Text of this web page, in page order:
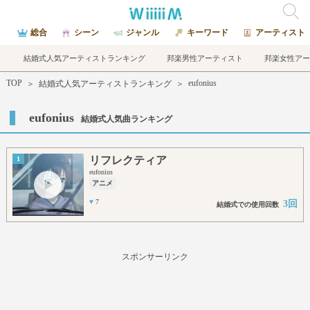
総合 シーン ジャンル キーワード アーティスト
結婚式人気アーティストランキング 邦楽男性アーティスト 邦楽女性ア
TOP ＞ 結婚式人気アーティストランキング ＞ eufonius
eufonius 結婚式人気曲ランキング
1 リフレクティア
eufonius
アニメ
♥ 7 結婚式での使用回数 3回
スポンサーリンク